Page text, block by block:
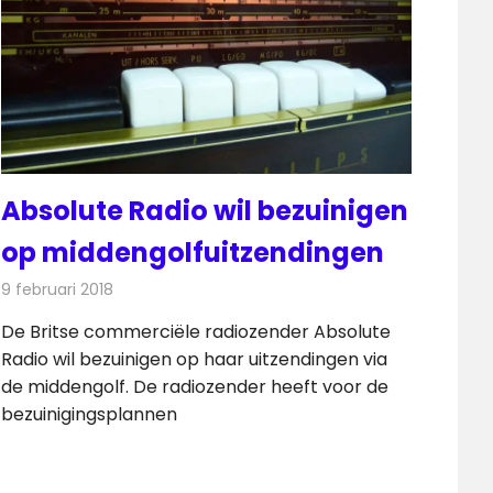
Absolute Radio wil bezuinigen
op middengolfuitzendingen
9 februari 2018
De Britse commerciële radiozender Absolute
Radio wil bezuinigen op haar uitzendingen via
de middengolf. De radiozender heeft voor de
bezuinigingsplannen